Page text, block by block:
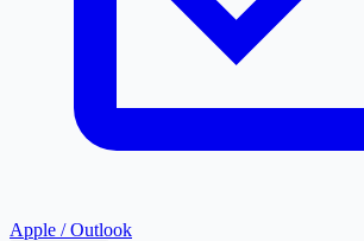
Apple / Outlook